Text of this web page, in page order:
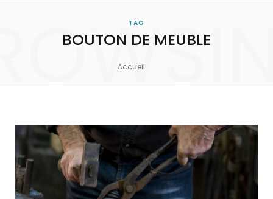
TAG
BOUTON DE MEUBLE
Accueil